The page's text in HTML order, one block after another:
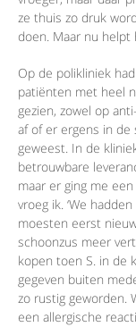
ze thuis zo druk
doen. Maar nu helpt
Op de polikliniek
patiënten met heel
gezien, zowel op
af of er ergens in de
geweest. In de
betrouwbare
maar er ging me een
vroeg ik. ‘We
moesten eerst
schoonzus meer
kopen toen S. in de
gegeven buiten
zo rustig geworden.
een allergische